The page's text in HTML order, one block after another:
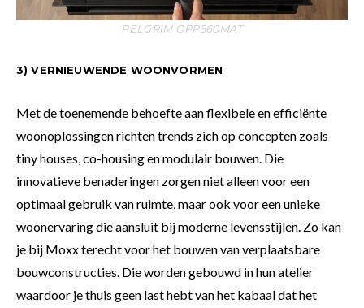
PELGRIM OPP560MAT
3) VERNIEUWENDE WOONVORMEN
Met de toenemende behoefte aan flexibele en efficiënte
woonoplossingen richten trends zich op concepten zoals
tiny houses, co-housing en modulair bouwen. Die
innovatieve benaderingen zorgen niet alleen voor een
optimaal gebruik van ruimte, maar ook voor een unieke
woonervaring die aansluit bij moderne levensstijlen. Zo kan
je bij Moxx terecht voor het bouwen van verplaatsbare
bouwconstructies. Die worden gebouwd in hun atelier
waardoor je thuis geen last hebt van het kabaal dat het